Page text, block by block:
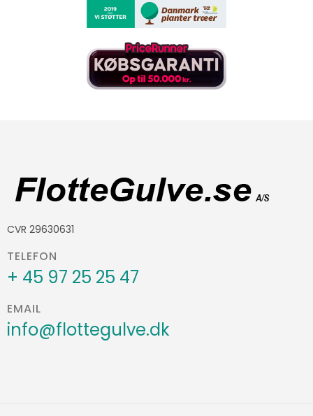
CVR 29630631
TELEFON
+ 45 97 25 25 47
EMAIL
info@flottegulve.dk